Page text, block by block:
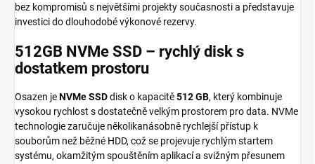
bez kompromisů s největšími projekty současnosti a představuje
investici do dlouhodobé výkonové rezervy.
512GB NVMe SSD – rychlý disk s
dostatkem prostoru
Osazen jeNVMe SSDdisk o kapacitě512 GB, který kombinuje
vysokou rychlost s dostatečně velkým prostorem pro data. NVMe
technologie zaručuje několikanásobně rychlejší přístup k
souborům než běžné HDD, což se projevuje rychlým startem
systému, okamžitým spouštěním aplikací a svižným přesunem